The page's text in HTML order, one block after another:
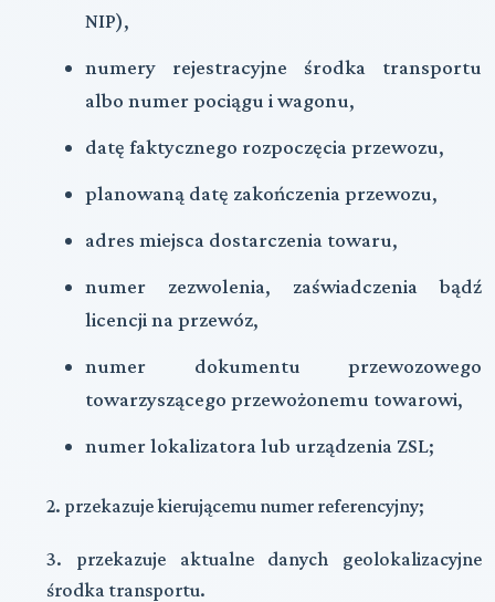
NIP),
numery rejestracyjne środka transportu
albo numer pociągu i wagonu,
datę faktycznego rozpoczęcia przewozu,
planowaną datę zakończenia przewozu,
adres miejsca dostarczenia towaru,
numer zezwolenia, zaświadczenia bądź
licencji na przewóz,
numer dokumentu przewozowego
towarzyszącego przewożonemu towarowi,
numer lokalizatora lub urządzenia ZSL;
2. przekazuje kierującemu numer referencyjny;
3. przekazuje aktualne danych geolokalizacyjne
środka transportu.